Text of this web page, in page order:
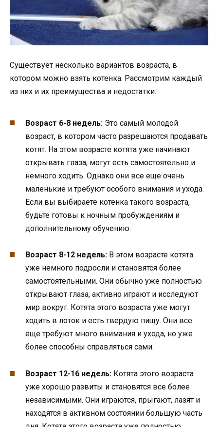
Существует несколько вариантов возраста, в
котором можно взять котенка. Рассмотрим каждый
из них и их преимущества и недостатки.
Возраст 6-8 недель: Это самый молодой
возраст, в котором часто разрешаются продавать
котят. На этом возрасте котята уже начинают
открывать глаза, могут есть самостоятельно и
немного ходить. Однако они все еще очень
маленькие и требуют особого внимания и ухода.
Если вы выбираете котенка такого возраста,
будьте готовы к ночным пробуждениям и
дополнительному обучению.
Возраст 8-12 недель: В этом возрасте котята
уже немного подросли и становятся более
самостоятельными. Они обычно уже полностью
открывают глаза, активно играют и исследуют
мир вокруг. Котята этого возраста уже могут
ходить в лоток и есть твердую пищу. Они все
еще требуют много внимания и ухода, но уже
более способны справляться сами.
Возраст 12-16 недель: Котята этого возраста
уже хорошо развиты и становятся все более
независимыми. Они играются, прыгают, лазят и
находятся в активном состоянии большую часть